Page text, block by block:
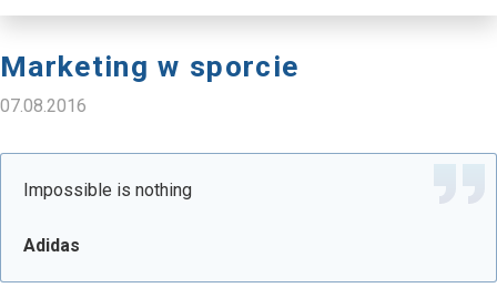
Marketing w sporcie
07.08.2016
Impossible is nothing
Adidas